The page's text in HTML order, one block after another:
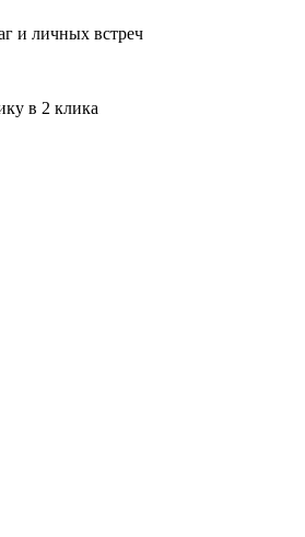
и личных встреч
в 2 клика